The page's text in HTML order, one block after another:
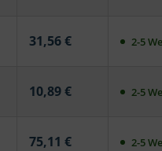
31,56 € 2-5
10,89 € 2-5
75,11 € 2-5